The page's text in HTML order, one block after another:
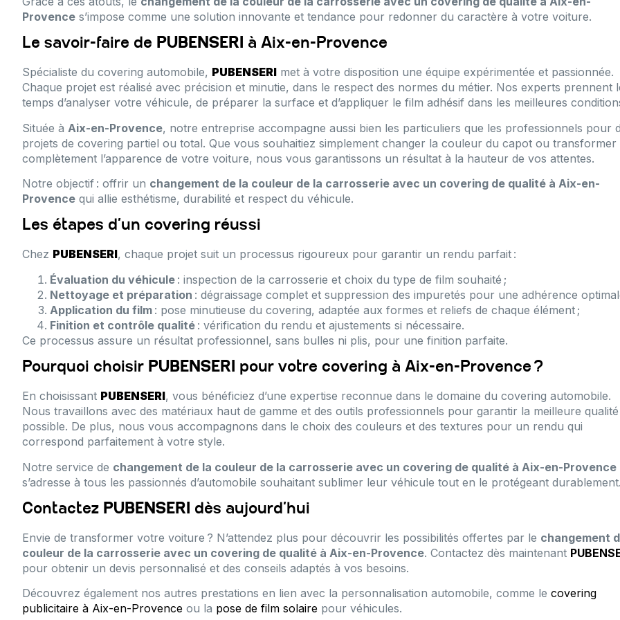
Provence s’impose comme une solution innovante et tendance pour redonner du caractère à votre voiture.
Le savoir-faire de PUBENSERI à Aix-en-Provence
Spécialiste du covering automobile, PUBENSERI met à votre disposition une équipe expérimentée et passionnée.
Chaque projet est réalisé avec précision et minutie, dans le respect des normes du métier. Nos experts prennent
temps d’analyser votre véhicule, de préparer la surface et d’appliquer le film adhésif dans les meilleures
Située à Aix-en-Provence, notre entreprise accompagne aussi bien les particuliers que les professionnels pour
projets de covering partiel ou total. Que vous souhaitiez simplement changer la couleur du capot ou transformer
complètement l’apparence de votre voiture, nous vous garantissons un résultat à la hauteur de vos attentes.
Notre objectif : offrir un changement de la couleur de la carrosserie avec un covering de qualité à Aix-en-
Provence qui allie esthétisme, durabilité et respect du véhicule.
Les étapes d’un covering réussi
Chez PUBENSERI, chaque projet suit un processus rigoureux pour garantir un rendu parfait :
Évaluation du véhicule : inspection de la carrosserie et choix du type de film souhaité ;
Nettoyage et préparation : dégraissage complet et suppression des impuretés pour une adhérence
Application du film : pose minutieuse du covering, adaptée aux formes et reliefs de chaque élément ;
Finition et contrôle qualité : vérification du rendu et ajustements si nécessaire.
Ce processus assure un résultat professionnel, sans bulles ni plis, pour une finition parfaite.
Pourquoi choisir PUBENSERI pour votre covering à Aix-en-Provence ?
En choisissant PUBENSERI, vous bénéficiez d’une expertise reconnue dans le domaine du covering automobile.
Nous travaillons avec des matériaux haut de gamme et des outils professionnels pour garantir la meilleure qualité
possible. De plus, nous vous accompagnons dans le choix des couleurs et des textures pour un rendu qui
correspond parfaitement à votre style.
Notre service de changement de la couleur de la carrosserie avec un covering de qualité à Aix-en-Provence
s’adresse à tous les passionnés d’automobile souhaitant sublimer leur véhicule tout en le protégeant durablement.
Contactez PUBENSERI dès aujourd’hui
Envie de transformer votre voiture ? N’attendez plus pour découvrir les possibilités offertes par le changement
couleur de la carrosserie avec un covering de qualité à Aix-en-Provence. Contactez dès maintenant
pour obtenir un devis personnalisé et des conseils adaptés à vos besoins.
Découvrez également nos autres prestations en lien avec la personnalisation automobile, comme le covering
publicitaire à Aix-en-Provence ou la pose de film solaire pour véhicules.